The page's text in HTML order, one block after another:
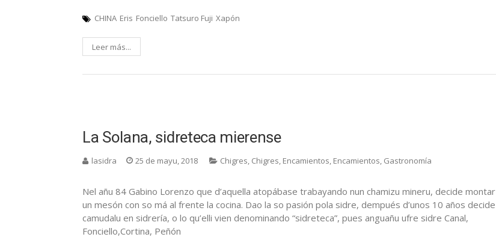
CHINA Eris Fonciello Tatsuro Fuji Xapón
Leer más...
La Solana, sidreteca mierense
lasidra 25 de mayu, 2018 Chigres, Chigres, Encamientos, Encamientos, Gastronomía
Nel añu 84 Gabino Lorenzo que d’aquella atopábase trabayando nun chamizu mineru, decide montar
un mesón con so má al frente la cocina. Dao la so pasión pola sidre, dempués d’unos 10 años decide
camudalu en sidrería, o lo qu’elli vien denominando “sidreteca”, pues anguañu ufre sidre Canal,
Fonciello,Cortina, Peñón